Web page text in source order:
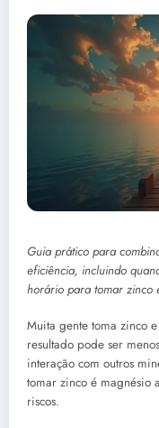
Guia prático para
eficiência, incluindo
horário para tomar zinco
Muita gente toma zinco
resultado pode ser
interação com outros
tomar zinco é magnésio
riscos.